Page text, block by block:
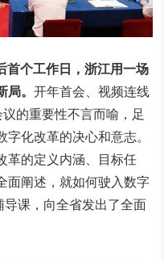
首个工作日，浙江用一场
局。开年首会、视频连线
的重要性不言而喻，足
化改革的决心和意志。
革的定义内涵、目标任
面阐述，就如何驶入数字
导课，向全省发出了全面